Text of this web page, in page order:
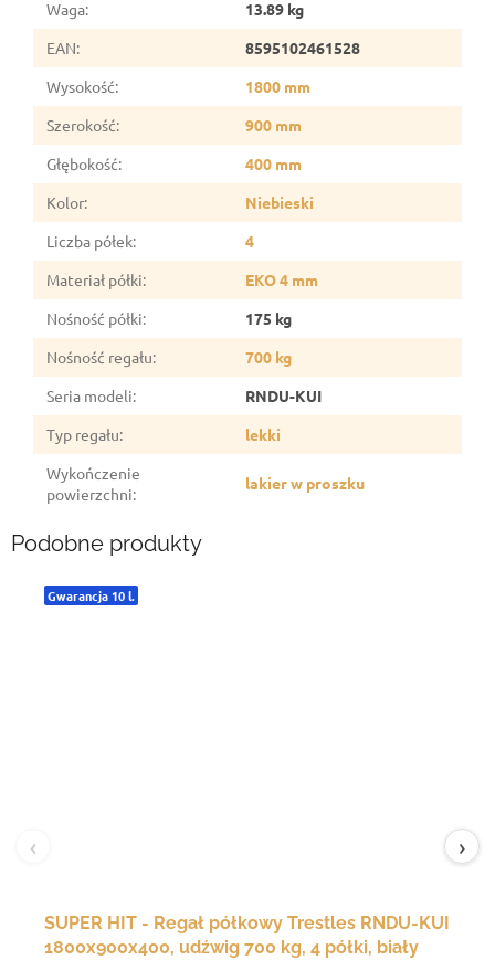
Waga:
13.89 kg
EAN:
8595102461528
Wysokość:
1800 mm
Szerokość:
900 mm
Głębokość:
400 mm
Kolor:
Niebieski
Liczba półek:
4
Materiał półki:
EKO 4 mm
Nośność półki:
175 kg
Nośność regału:
700 kg
Seria modeli:
RNDU-KUI
Typ regału:
lekki
Wykończenie
powierzchni:
lakier w proszku
Podobne produkty
Gwarancja 10 l.
SUPER HIT - Regał półkowy Trestles RNDU-KUI
1800x900x400, udźwig 700 kg, 4 półki, biały
‹ ›